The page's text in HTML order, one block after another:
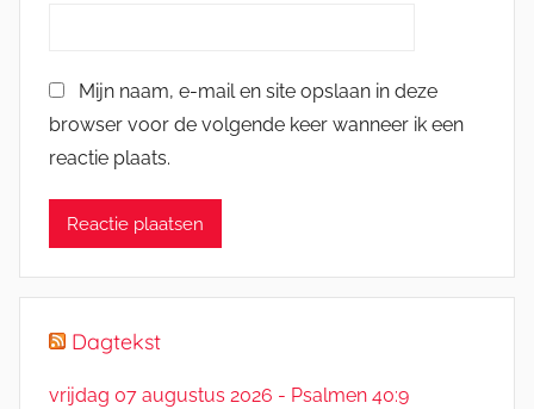
Mijn naam, e-mail en site opslaan in deze
browser voor de volgende keer wanneer ik een
reactie plaats.
Dagtekst
vrijdag 07 augustus 2026 - Psalmen 40:9